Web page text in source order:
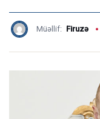
Müəllif: Firuzə